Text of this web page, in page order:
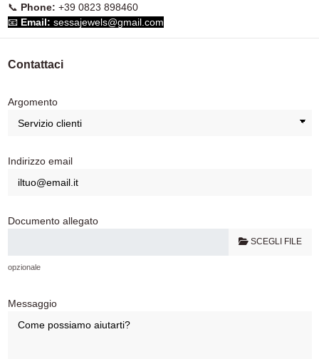
📞 Phone: +39 0823 898460
📧 Email: sessajewels@gmail.com
Contattaci
Argomento
Indirizzo email
Documento allegato
SCEGLI FILE
opzionale
Messaggio